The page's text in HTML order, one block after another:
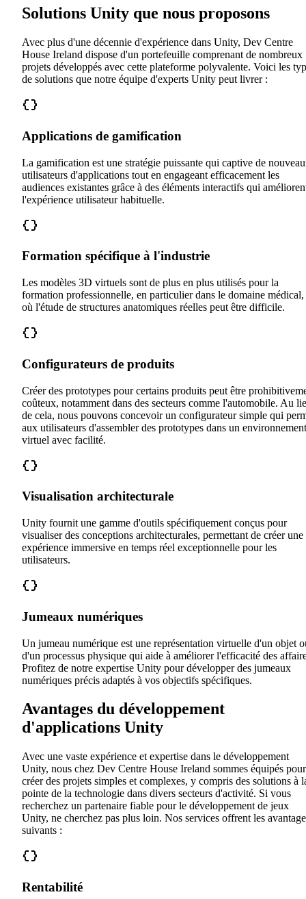
Solutions Unity que nous proposons
Avec plus d'une décennie d'expérience dans Unity, Dev Centre
House Ireland dispose d'un portefeuille comprenant de nombreux
projets développés avec cette plateforme polyvalente. Voici les
de solutions que notre équipe d'experts Unity peut livrer :
Applications de gamification
La gamification est une stratégie puissante qui captive de
utilisateurs d'applications tout en engageant efficacement les
audiences existantes grâce à des éléments interactifs qui
l'expérience utilisateur habituelle.
Formation spécifique à l'industrie
Les modèles 3D virtuels sont de plus en plus utilisés pour la
formation professionnelle, en particulier dans le domaine médical,
où l'étude de structures anatomiques réelles peut être difficile.
Configurateurs de produits
Créer des prototypes pour certains produits peut être
coûteux, notamment dans des secteurs comme l'automobile. Au
de cela, nous pouvons concevoir un configurateur simple qui
aux utilisateurs d'assembler des prototypes dans un environnement
virtuel avec facilité.
Visualisation architecturale
Unity fournit une gamme d'outils spécifiquement conçus pour
visualiser des conceptions architecturales, permettant de créer une
expérience immersive en temps réel exceptionnelle pour les
utilisateurs.
Jumeaux numériques
Un jumeau numérique est une représentation virtuelle d'un objet
d'un processus physique qui aide à améliorer l'efficacité des
Profitez de notre expertise Unity pour développer des jumeaux
numériques précis adaptés à vos objectifs spécifiques.
Avantages du développement
d'applications Unity
Avec une vaste expérience et expertise dans le développement
Unity, nous chez Dev Centre House Ireland sommes équipés pour
créer des projets simples et complexes, y compris des solutions à
pointe de la technologie dans divers secteurs d'activité. Si vous
recherchez un partenaire fiable pour le développement de jeux
Unity, ne cherchez pas plus loin. Nos services offrent les
suivants :
Rentabilité